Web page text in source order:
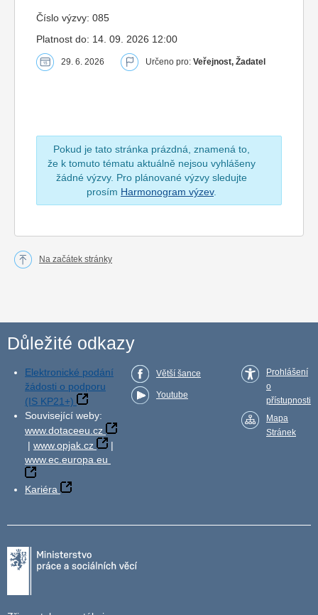
Číslo výzvy: 085
Platnost do: 14. 09. 2026 12:00
29. 6. 2026 Určeno pro: Veřejnost, Žadatel
Pokud je tato stránka prázdná, znamená to,
že k tomuto tématu aktuálně nejsou vyhlášeny
žádné výzvy. Pro plánované výzvy sledujte
prosím Harmonogram výzev.
Na začátek stránky
Důležité odkazy
Elektronické podání
žádosti o podporu
(IS KP21+)
Související weby:
www.dotaceeu.cz
| www.opjak.cz
|
www.ec.europa.eu
Kariéra
Větší šance
Youtube
Prohlášení
o
přístupnosti
Mapa
Stránek